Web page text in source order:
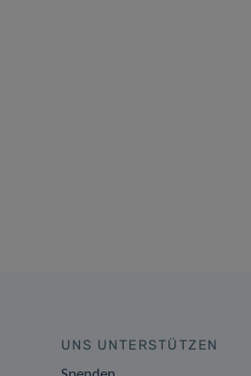
UNS UNTERSTÜTZEN